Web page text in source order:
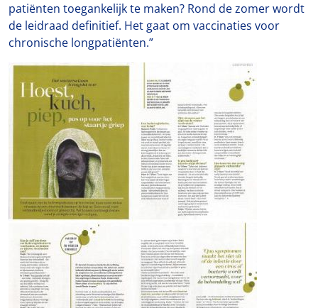
patiënten toegankelijk te maken? Rond de zomer wordt
de leidraad definitief. Het gaat om vaccinaties voor
chronische longpatiënten.”